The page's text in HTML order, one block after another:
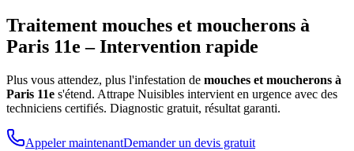
Traitement mouches et moucherons à
Paris 11e – Intervention rapide
Plus vous attendez, plus l'infestation de mouches et moucherons à
Paris 11e s'étend. Attrape Nuisibles intervient en urgence avec des
techniciens certifiés. Diagnostic gratuit, résultat garanti.
Appeler maintenantDemander un devis gratuit